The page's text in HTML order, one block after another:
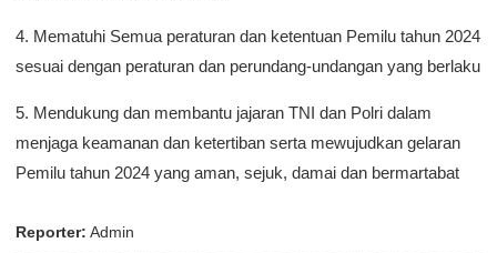
4. Mematuhi Semua peraturan dan ketentuan Pemilu tahun 2024
sesuai dengan peraturan dan perundang-undangan yang berlaku
5. Mendukung dan membantu jajaran TNI dan Polri dalam
menjaga keamanan dan ketertiban serta mewujudkan gelaran
Pemilu tahun 2024 yang aman, sejuk, damai dan bermartabat
Reporter: Admin